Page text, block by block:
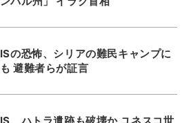
ISの恐怖、シリアの難民キャンプに
も 避難者らが証言
IS、ハトラ遺跡も破壊か ユネスコ世